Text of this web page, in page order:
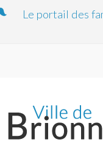
Le portail des